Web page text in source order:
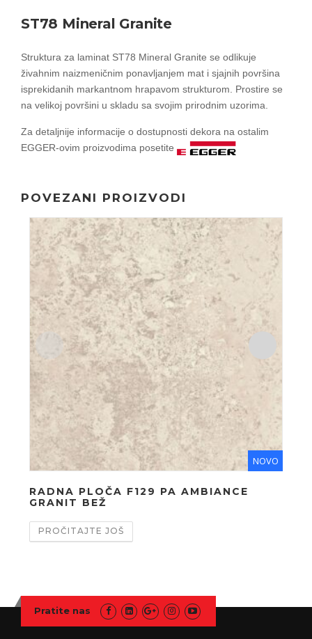
ST78 Mineral Granite
Struktura za laminat ST78 Mineral Granite se odlikuje
živahnim naizmeničnim ponavljanjem mat i sjajnih površina
isprekidanih markantnom hrapavom strukturom. Prostire se
na velikoj površini u skladu sa svojim prirodnim uzorima.
Za detaljnije informacije o dostupnosti dekora na ostalim
EGGER-ovim proizvodima posetite
POVEZANI PROIZVODI
NOVO
RADNA PLOČA F129 PA AMBIANCE
GRANIT BEŽ
PROČITAJTE JOŠ
Pratite nas